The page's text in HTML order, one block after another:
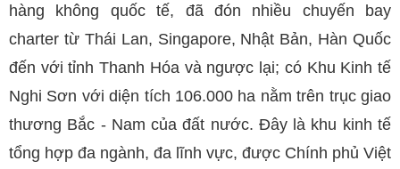
hàng không quốc tế, đã đón nhiều chuyến bay
charter từ Thái Lan, Singapore, Nhật Bản, Hàn Quốc
đến với tỉnh Thanh Hóa và ngược lại; có Khu Kinh tế
Nghi Sơn với diện tích 106.000 ha nằm trên trục giao
thương Bắc - Nam của đất nước. Đây là khu kinh tế
tổng hợp đa ngành, đa lĩnh vực, được Chính phủ Việt